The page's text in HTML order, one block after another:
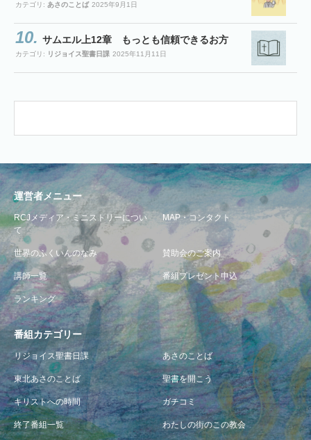
カテゴリ: あさのことば 2025年9月1日
サムエル上12章 もっとも信頼できるお方
カテゴリ: リジョイス聖書日課 2025年11月11日
運営者メニュー
RCJメディア・ミニストリーについ
て
MAP・コンタクト
世界のふくいんのなみ 賛助会のご案内
講師一覧 番組プレゼント申込
ランキング
番組カテゴリー
リジョイス聖書日課 あさのことば
東北あさのことば 聖書を開こう
キリストへの時間 ガチコミ
終了番組一覧 わたしの街のこの教会